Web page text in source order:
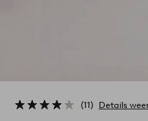
11 Details